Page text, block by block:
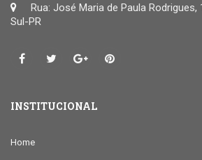
Rua: José Maria de Paula
Sul-PR
INSTITUCIONAL
Home